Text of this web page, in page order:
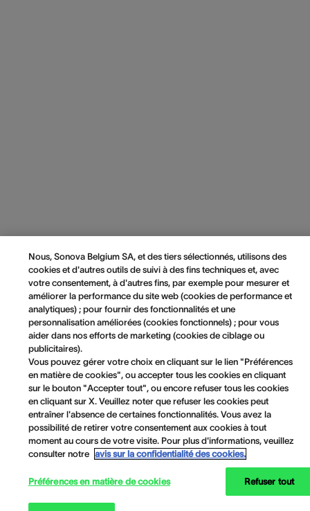
Nous, Sonova Belgium SA, et des tiers sélectionnés, utilisons des
cookies et d'autres outils de suivi à des fins techniques et, avec
votre consentement, à d'autres fins, par exemple pour mesurer et
améliorer la performance du site web (cookies de performance et
analytiques) ; pour fournir des fonctionnalités et une
personnalisation améliorées (cookies fonctionnels) ; pour vous
aider dans nos efforts de marketing (cookies de ciblage ou
publicitaires).
Vous pouvez gérer votre choix en cliquant sur le lien "Préférences
en matière de cookies", ou accepter tous les cookies en cliquant
sur le bouton "Accepter tout", ou encore refuser tous les cookies
en cliquant sur X. Veuillez noter que refuser les cookies peut
entraîner l'absence de certaines fonctionnalités. Vous avez la
possibilité de retirer votre consentement aux cookies à tout
moment au cours de votre visite. Pour plus d'informations, veuillez
consulter notre avis sur la confidentialité des cookies.
Préférences en matière de cookies Refuser tout